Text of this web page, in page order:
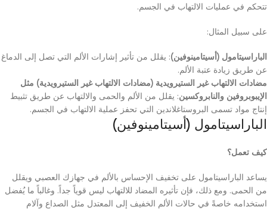
تتحكم في عمليات الالتهاب في الجسم.
على سبيل المثال:
الباراسيتامول (أسيتامينوفين): يقلل من تأثير إشارات الألم التي تصل إلى الدماغ
عن طريق زيادة عتبة الألم.
مضادات الالتهاب غير الستيرويدية (مضادات الالتهاب غير الستيرويدية) مثل
الإيبوبروفين والنابروكسين: يقلل من الألم والحمى والالتهاب عن طريق تثبيط
إنتاج مواد تسمى البروستاغلاندين التي تحفز عملية الالتهاب في الجسم.
الباراسيتامول (أسيتامينوفين)
كيف تعمل؟
يساعد الباراسيتامول على تخفيف الإحساس بالألم في جهازك العصبي ويقلل
من الحمى. ومع ذلك، فإن تأثيره المضاد للالتهاب ليس قوياً جداً. وغالباً ما يُفضل
استخدامه خاصةً في حالات الألم الخفيف إلى المعتدل مثل الصداع وآلام